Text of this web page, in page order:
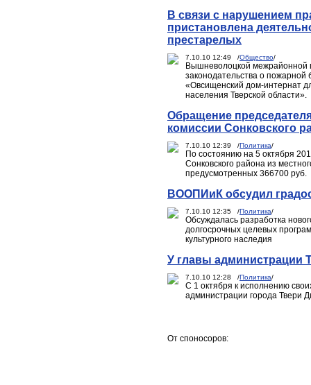
В связи с нарушением
пристановлена
престарелых
7.10.10 12:49 /Общество/
Вышневолоцкой межрайонной
законодательства о пожарной
«Овсищенский дом-интернат
населения Тверской области».
Обращение
комиссии Сонковского
7.10.10 12:39 /Политика/
По состоянию на 5 октября
Сонковского района из
предусмотренных 366700 руб.
ВООПИиК обсудил
7.10.10 12:35 /Политика/
Обсуждалась разработка
долгосрочных целевых
культурного наследия
У главы администрации
7.10.10 12:28 /Политика/
С 1 октября к исполнению
администрации города Твери
От споносоров: